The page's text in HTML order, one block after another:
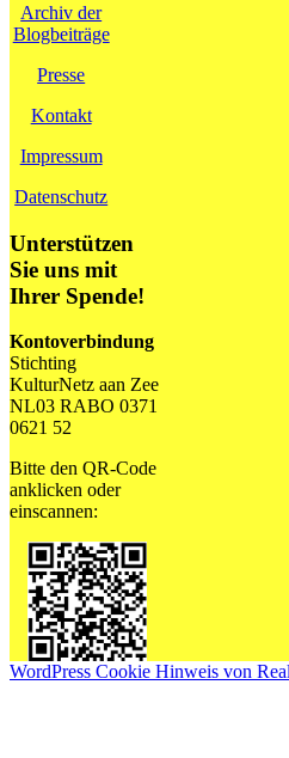
Archiv der
Blogbeiträge
Presse
Kontakt
Impressum
Datenschutz
Unterstützen
Sie uns mit
Ihrer Spende!
Kontoverbindung
Stichting
KulturNetz aan Zee
NL03 RABO 0371
0621 52
Bitte den QR-Code
anklicken oder
einscannen:
WordPress Cookie Hinweis von